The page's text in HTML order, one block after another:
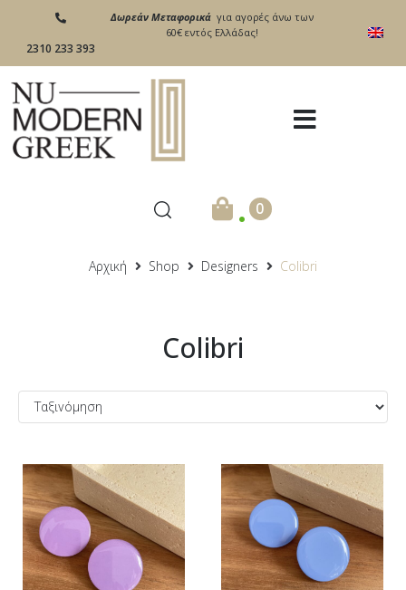
2310 233 393
Δωρεάν Μεταφορικά για αγορές άνω των
60€ εντός Ελλάδας!
. 0
Αρχική Shop Designers Colibri
Colibri